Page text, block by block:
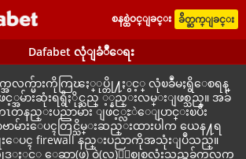
စနစ္ထဲဝင္ျခင္း ခ်ိတ္ဆက္ျခင္း
Dafabet လုံျခံဳေရး
က္မ်ားကိုကြၽႏ္ုပ္တို႔ႏွင့္ လုံၿခဳံမႈရွိေစရန္
င့္အမ်ားဆုံးရရွိႏိုင္သည္ ့္နည္းလမ္းျဖစ္သည္။ အခ်
တနည္းပညာမ်ား ျဖင့္လႊဲေျပာင္းၿပီး
မ်ားေပၚတြင္သိမ္းဆည္းထားပါက ယေန႔ရ
ေပၚ firewall နည္းပညာကိုအသုံးျပဳသည္။
ႏွင့္ ေဆာ့(ဖ္) ဝဲ(လ္)ႏွစ္ခုစလုံးသည္အခ်က္အလက္